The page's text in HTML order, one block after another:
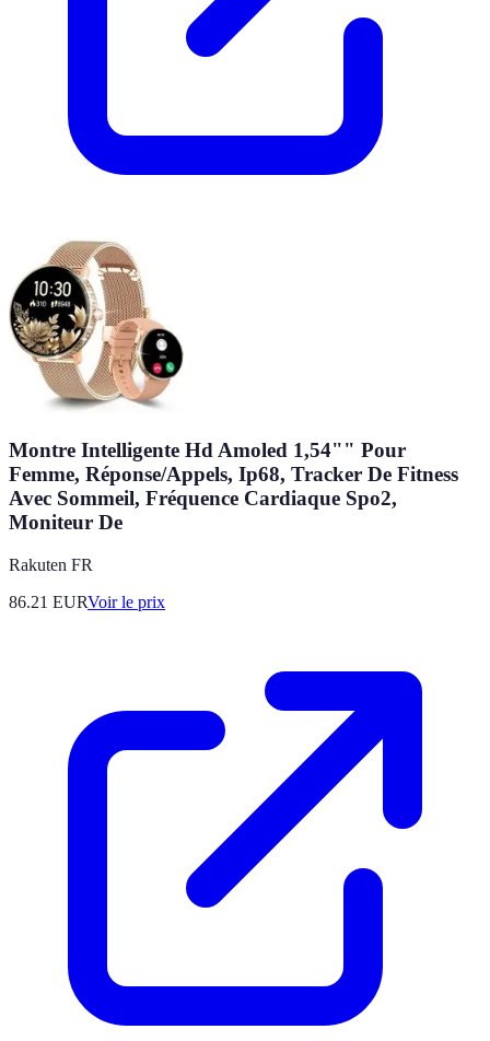
Montre Intelligente Hd Amoled 1,54"" Pour
Femme, Réponse/Appels, Ip68, Tracker De Fitness
Avec Sommeil, Fréquence Cardiaque Spo2,
Moniteur De
Rakuten FR
86.21 EURVoir le prix